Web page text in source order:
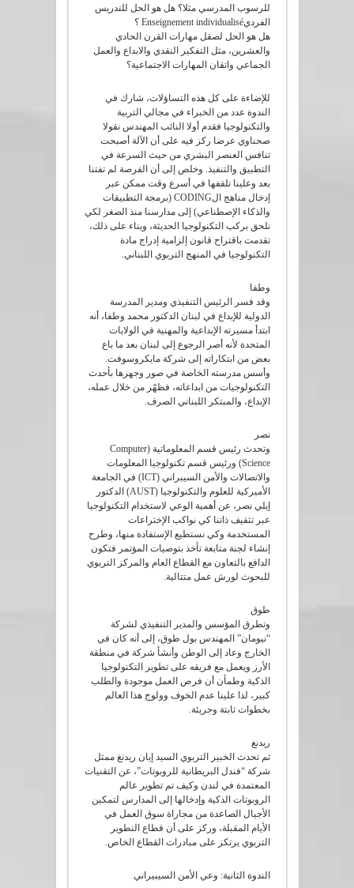
للرسوب المدرسي مثلا؟ هل هو الحل للتدريس
الفرديEnseignement individualisé ؟
هل هو الحل لصقل مهارات القرن الحادي
والعشرين، مثل التفكير النقدي والابداع والعمل
الجماعي واتقان المهارات الاجتماعية؟
للإضاءة على كل هذه التساؤلات، شارك في
الندوة عدد من الخبراء في مجالي التربية
والتكنولوجيا فقدم أولا النائب المهندس نقولا
صحناوي عرضا ركز فيه على أن الآلة أصبحت
تنافس العنصر البشري من حيث السرعة في
التطبيق والتنفيذ. وخلص إلى أن الفرصة لم تفتنا
بعد وعلينا تلقفها في أسرع وقت ممكن عبر
إدخال مناهج الCODING (برمجة التطبيقات
والذكاء الإصطناعي) إلى مدارسنا منذ الصغر لكي
نلحق بركب التكنولوجيا الحديثة، وبناء على ذلك،
تقدمت باقتراح قانون إلزامية إدراج مادة
التكنولوجيا في المنهج التربوي اللبناني.
وطفا
وقد فسر الرئيس التنفيذي ومدير المدرسة
الدولية للإبداع في لبنان الدكتور محمد وطفا، أنه
ابتدأ مسيرته الإبداعية والمهنية في الولايات
المتحدة لأنه أصر الرجوع إلى لبنان بعد ما باع
بعض من ابتكاراته إلى شركة مايكروسوفت.
وأسس مدرسته الخاصة في صور وجهزها بأحدث
التكنولوجيات من ابداعاته، فظهّر من خلال عمله،
الإبداع، والمبتكر اللبناني الصرف.
نصر
وتحدث رئيس قسم المعلوماتية (Computer
Science) ورئيس قسم تكنولوجيا المعلومات
والاتصالات والأمن السيبراني (ICT) في الجامعة
الأميركية للعلوم والتكنولوجيا (AUST) الدكتور
إيلي نصر، عن أهمية الوعي لاستخدام التكنولوجيا
عبر تثقيف ذاتنا كي نواكب الإختراعات
المستخدمة وكي نستطيع الإستفادة منها، وطرح
إنشاء لجنة متابعة تأخذ بتوصيات المؤتمر فتكون
الدافع بالتعاون مع القطاع العام والمركز التربوي
للبحوث لورش عمل متتالية.
طوق
وتطرق المؤسس والمدير التنفيذي لشركة
“نيومان” المهندس بول طوق، إلى أنه كان في
الخارج وعاد إلى الوطن وأنشأ شركة في منطقة
الأرز ويعمل مع فريقه على تطوير التكنولوجيا
الذكية وطمأن أن فرص العمل موجودة والطلب
كبير، لذا علينا عدم الخوف وولوج هذا العالم
بخطوات ثابتة وجريئة.
ريدنغ
ثم تحدث الخبير التربوي السيد إيان ريدنغ ممثل
شركة “فندل البريطانية للروبوتات”، عن التقنيات
المعتمدة في لندن وكيف تم تطوير عالم
الروبوتات الذكية وإدخالها إلى المدارس لتمكين
الأجيال الصاعدة من مجاراة سوق العمل في
الأيام المقبلة، وركز على أن قطاع التطوير
التربوي يرتكز على مبادرات القطاع الخاص.
الندوة الثانية: وعي الأمن السيبيراني